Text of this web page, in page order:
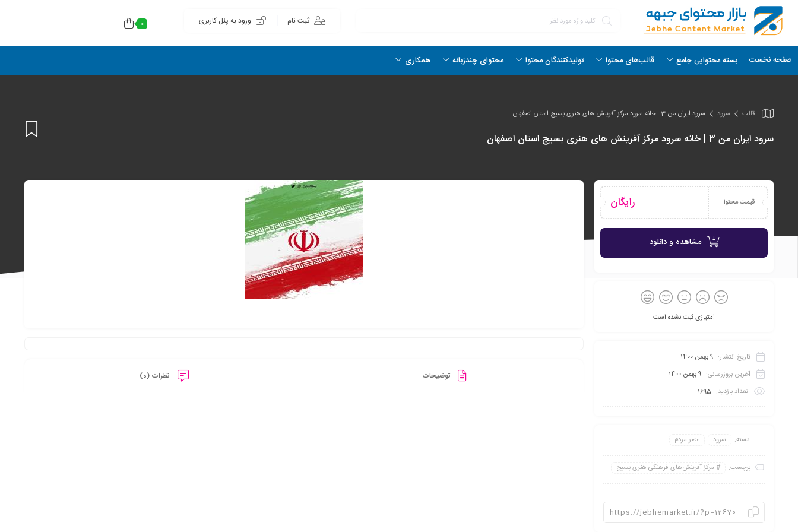
ثبت نام ورود به پنل کاربری 0
صفحه نخست بسته محتوایی جامع قالب‌های محتوا تولیدکنندگان محتوا محتوای چندزبانه همکاری
قالب سرود سرود ایران من 3 | خانه سرود مرکز آفرینش های هنری بسیج استان اصفهان
سرود ایران من 3 | خانه سرود مرکز آفرینش های هنری بسیج استان اصفهان
توضیحات نظرات (0)
قیمت محتوا رایگان
مشاهده و دانلود
امتیازی ثبت نشده است
تاریخ انتشار: 9 بهمن 1400
آخرین بروزرسانی: 9 بهمن 1400
تعداد بازدید: 1695
دسته: سرود عصر مردم
برچسب: مرکز آفرینش‌های فرهنگی هنری بسیج